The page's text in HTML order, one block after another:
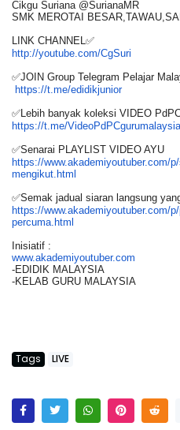
Cikgu Suriana @SurianaMR
SMK MEROTAI
LINK CHANNEL✅
http://youtube.com/CgSuri
✅JOIN Group Telegram Pelajar
https://t.me/edidikjunior
✅Lebih banyak koleksi VIDEO
https://t.me/VideoPdPCgurumalaysia
✅Senarai PLAYLIST VIDEO AYU
https://www.akademiyoutuber.com/
mengikut.html
✅Semak jadual siaran langsung
https://www.akademiyoutuber.com/
percuma.html
Inisiatif :
www.akademiyoutuber.com
-EDIDIK MALAYSIA
-KELAB GURU MALAYSIA
Tags LIVE